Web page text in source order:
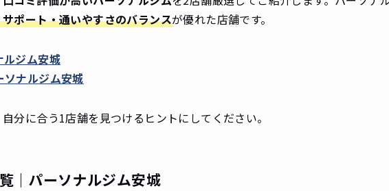
ポート・通いやすさのバランスが優れた店舗です。
ルジム安城
ソナルジム安城
分に合う1店舗を見つけるヒントにしてください。
｜パーソナルジム安城